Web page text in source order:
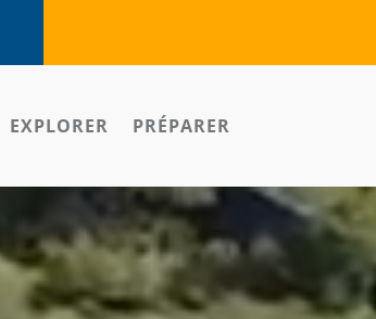
EXPLORER PRÉPARER